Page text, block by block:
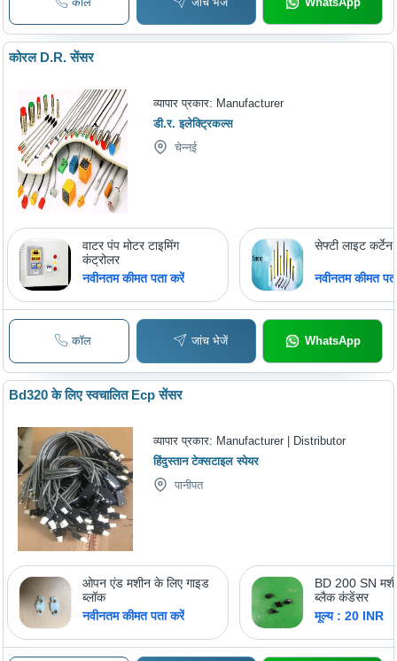
कोरल D.R. सेंसर
व्यापार प्रकार: Manufacturer
डी.र. इलेक्ट्रिकल्स
चेन्नई
वाटर पंप मोटर टाइमिंग
कंट्रोलर
नवीनतम कीमत पता करें
सेफ्टी लाइट कर्टेन
नवीनतम कीमत
कॉल जांच भेजें WhatsApp
Bd320 के लिए स्वचालित Ecp सेंसर
व्यापार प्रकार: Manufacturer | Distributor
हिंदुस्तान टेक्सटाइल स्पेयर
पानीपत
ओपन एंड मशीन के लिए गाइड
ब्लॉक
नवीनतम कीमत पता करें
BD 200 SN
ब्लैक कंडेंसर
मूल्य : 20 INR